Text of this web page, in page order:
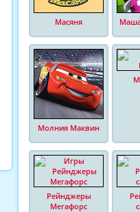
Масяня
Молния Маквин
Рейнджеры
Мегафорс